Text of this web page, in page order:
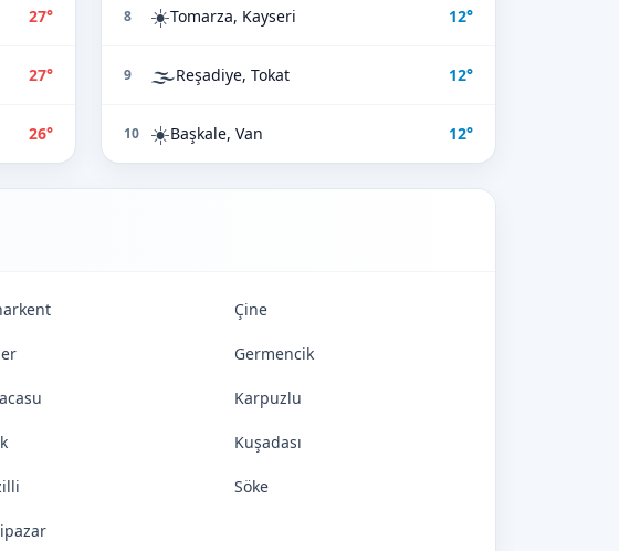
27°
27°
26°
8 ☀️Tomarza, Kayseri 12°
9 🌫️Reşadiye, Tokat 12°
10 ☀️Başkale, Van 12°
Çine
Germencik
Karpuzlu
Kuşadası
Söke